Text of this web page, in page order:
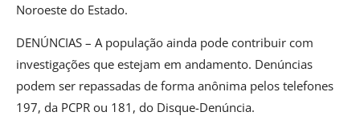
Noroeste do Estado.
DENÚNCIAS – A população ainda pode contribuir com
investigações que estejam em andamento. Denúncias
podem ser repassadas de forma anônima pelos telefones
197, da PCPR ou 181, do Disque-Denúncia.